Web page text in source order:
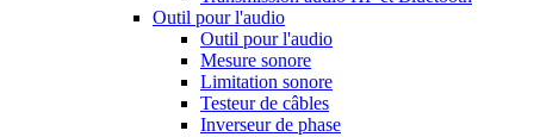
Outil pour l'audio
Outil pour l'audio
Mesure sonore
Limitation sonore
Testeur de câbles
Inverseur de phase